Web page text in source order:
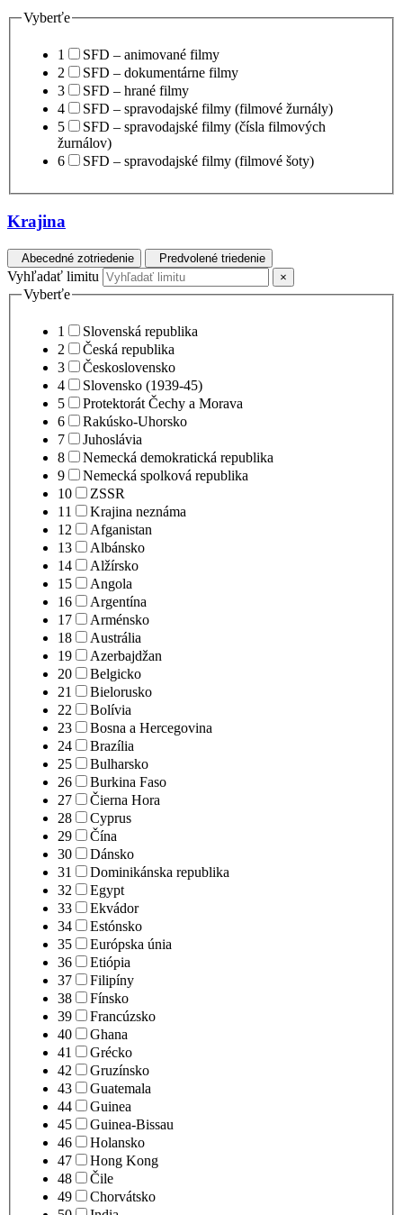
Vyberťe
1
SFD – animované filmy
2
SFD – dokumentárne filmy
3
SFD – hrané filmy
4
SFD – spravodajské filmy (filmové žurnály)
5
SFD – spravodajské filmy (čísla filmových
žurnálov)
6
SFD – spravodajské filmy (filmové šoty)
Krajina
Abecedné zotriedenie Predvolené triedenie
Vyhľadať limitu ×
Vyberťe
1
Slovenská republika
2
Česká republika
3
Československo
4
Slovensko (1939-45)
5
Protektorát Čechy a Morava
6
Rakúsko-Uhorsko
7
Juhoslávia
8
Nemecká demokratická republika
9
Nemecká spolková republika
10
ZSSR
11
Krajina neznáma
12
Afganistan
13
Albánsko
14
Alžírsko
15
Angola
16
Argentína
17
Arménsko
18
Austrália
19
Azerbajdžan
20
Belgicko
21
Bielorusko
22
Bolívia
23
Bosna a Hercegovina
24
Brazília
25
Bulharsko
26
Burkina Faso
27
Čierna Hora
28
Cyprus
29
Čína
30
Dánsko
31
Dominikánska republika
32
Egypt
33
Ekvádor
34
Estónsko
35
Európska únia
36
Etiópia
37
Filipíny
38
Fínsko
39
Francúzsko
40
Ghana
41
Grécko
42
Gruzínsko
43
Guatemala
44
Guinea
45
Guinea-Bissau
46
Holansko
47
Hong Kong
48
Čile
49
Chorvátsko